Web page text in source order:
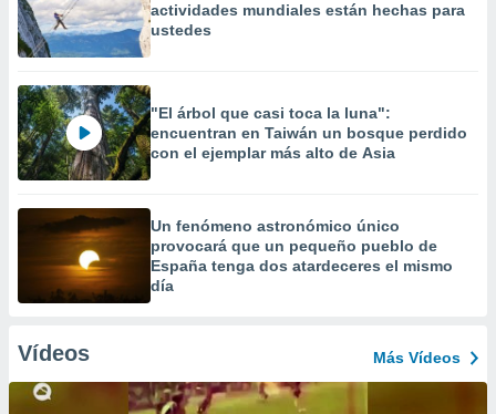
actividades mundiales están hechas para
ustedes
"El árbol que casi toca la luna":
encuentran en Taiwán un bosque perdido
con el ejemplar más alto de Asia
Un fenómeno astronómico único
provocará que un pequeño pueblo de
España tenga dos atardeceres el mismo
día
Vídeos Más Vídeos